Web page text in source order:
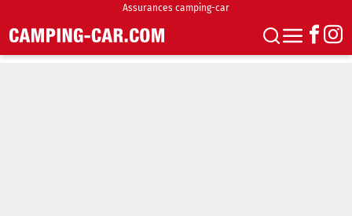
Assurances camping-car